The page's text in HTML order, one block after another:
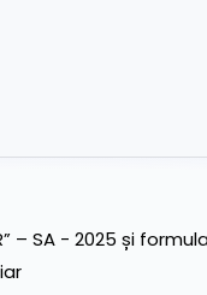
SA - 2025 și